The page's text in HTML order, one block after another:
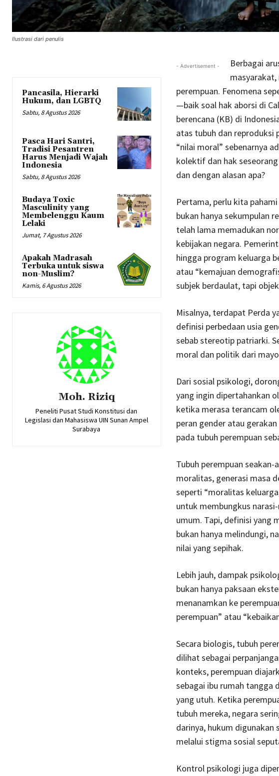
Ilustrasi dari penulis
Pancasila, Hierarki
Hukum, dan LGBTQ
Sabtu, 8 Agustus 2026
Pasca Hari Santri,
Tradisi Pesantren
Harus Menjadi Wajah
Indonesia
Sabtu, 8 Agustus 2026
Budaya Toxic
Masculinity yang
Membelenggu Kaum
Lelaki
Jumat, 7 Agustus 2026
Apakah Madrasah
Terbuka untuk siswa
non-Muslim?
Kamis, 6 Agustus 2026
Moh. Riziq
Peneliti Pusat Studi Konstitusi dan
Legislasi dan Mahasiswa UIN Sunan Ampel
Surabaya
- Advertisement -
Berbagai
perempuan. Fenomena
—baik soal hak aborsi di
berencana (KB) di
atas tubuh dan reproduksi
“nilai moral” sebenarnya
kolektif dan hak
dan dengan alasan apa?
Pertama, perlu kita
bukan hanya sekumpulan
telah lama memadukan
kebijakan negara.
hingga program keluarga
atau “kemajuan
subjek berdaulat, tapi
Misalnya, terdapat Perda
definisi perbedaan usia
sebab stereotip patriarki.
moral dan politik dari
Dari sosial psikologi,
yang ingin dipertahankan
ketika merasa terancam
peran gender atau
pada tubuh perempuan
Tubuh perempuan
moralitas, generasi masa
seperti “moralitas
untuk membungkus
umum. Tapi, definisi yang
bukan hanya melindungi,
nilai yang sepihak.
Lebih jauh, dampak
bukan hanya paksaan
menanamkan ke
perempuan” atau
Secara biologis, tubuh
dilihat sebagai
konteks, perempuan
sebagai ibu rumah tangga
yang utuh. Ketika
tubuh mereka, negara
darinya, hukum digunakan
melalui stigma sosial
Kontrol psikologi juga